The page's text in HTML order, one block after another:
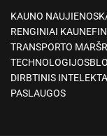
KAUNO NAUJIENOS
RENGINIAI KAUNE
TRANSPORTO
TECHNOLOGIJOS
DIRBTINIS
PASLAUGOS